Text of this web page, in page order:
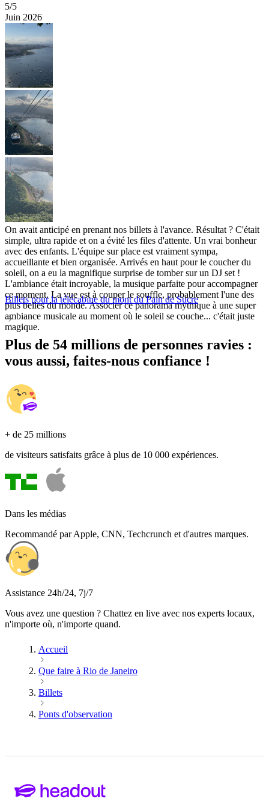
5/5
Juin 2026
On avait anticipé en prenant nos billets à l'avance. Résultat ? C'était
simple, ultra rapide et on a évité les files d'attente. Un vrai bonheur
avec des enfants. L'équipe sur place est vraiment sympa,
accueillante et bien organisée. Arrivés en haut pour le coucher du
soleil, on a eu la magnifique surprise de tomber sur un DJ set !
L'ambiance était incroyable, la musique parfaite pour accompagner
ce moment. La vue est à couper le souffle, probablement l'une des
plus belles du monde. Associer ce panorama mythique à une super
ambiance musicale au moment où le soleil se couche... c'était juste
magique.
Billets pour la télécabine du mont du Pain de Sucre
Plus de 54 millions de personnes ravies :
vous aussi, faites-nous confiance !
+ de 25 millions
de visiteurs satisfaits grâce à plus de 10 000 expériences.
Dans les médias
Recommandé par Apple, CNN, Techcrunch et d'autres marques.
Assistance 24h/24, 7j/7
Vous avez une question ? Chattez en live avec nos experts locaux,
n'importe où, n'importe quand.
Accueil
Que faire à Rio de Janeiro
Billets
Ponts d'observation